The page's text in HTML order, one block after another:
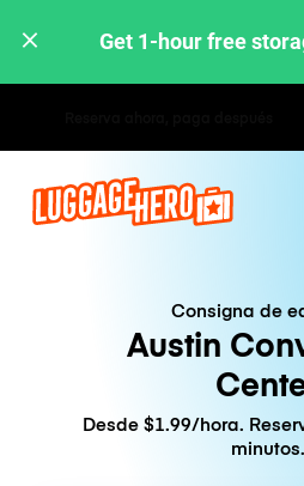
Get 1-hour free
Consigna de
Austin
Desde $1.99/hora.
minutos.